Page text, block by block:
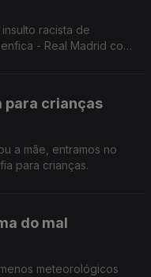
racista de
- Real Madrid com
para crianças
a mãe, entramos no
para crianças.
do mal
meteorológicos